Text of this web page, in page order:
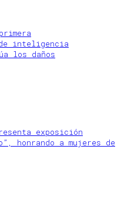
inteligencia
los daños
exposición
honrando a mujeres de